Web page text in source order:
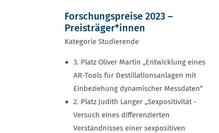
Forschungspreise 2023 –
Preisträger*innen
Kategorie Studierende
3. Platz Oliver Martin „Entwicklung eines
AR-Tools für Destillationsanlagen mit
Einbeziehung dynamischer Messdaten“
2. Platz Judith Langer „Sexpositivität -
Versuch eines differenzierten
Verständnisses einer sexpositiven